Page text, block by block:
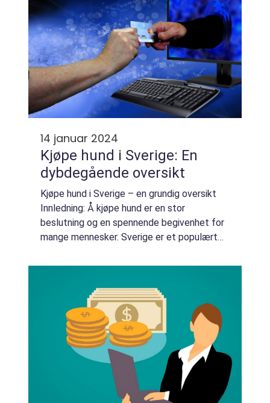
14 januar 2024
Kjøpe hund i Sverige: En
dybdegående oversikt
Kjøpe hund i Sverige – en grundig oversikt
Innledning: Å kjøpe hund er en stor
beslutning og en spennende begivenhet for
mange mennesker. Sverige er et populært
hund av forskjellige grunner, inkludert...